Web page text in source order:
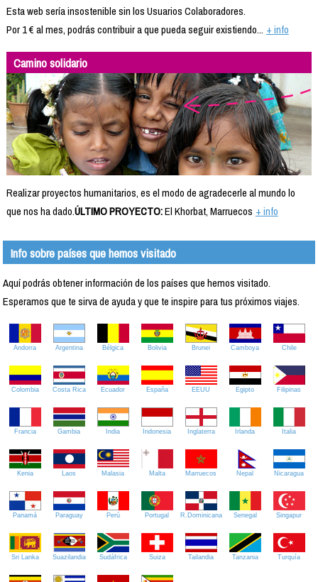
Esta web sería insostenible sin los Usuarios Colaboradores.
Por 1 € al mes, podrás contribuir a que pueda seguir existiendo... + info
Camino solidario
Realizar proyectos humanitarios, es el modo de agradecerle al mundo lo
que nos ha dado.ÚLTIMO PROYECTO:El Khorbat, Marruecos + info
Info sobre países que hemos visitado
Aquí podrás obtener información de los países que hemos visitado.
Esperamos que te sirva de ayuda y que te inspire para tus próximos viajes.
Andorra Argentina Bélgica Bolivia Brunei Camboya Chile
Colombia Costa Rica Ecuador España EEUU Egipto Filipinas
Francia Gambia India Indonesia Inglaterra Irlanda Italia
Kenia Laos Malasia Malta Marruecos Nepal Nicaragua
Panamá Paraguay Perú Portugal R.Dominicana Senegal Singapur
Sri Lanka Suazilandia Sudáfrica Suiza Tailandia Tanzania Turquía